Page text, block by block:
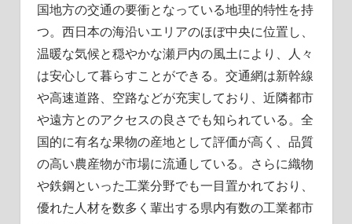
く！
国地方の交通の要衝となっている地理的特性を持
つ。 西日本の海沿いエリアのほぼ中央に位置し、
温暖な気候と穏やかな瀬戸内の風土により、人々
は安心して暮らすことができる。交通網は新幹線
や高速道路、空路などが充実しており、近隣都市
や遠方とのアクセスの良さでも知られている。全
国的に有名な果物の産地として評価が高く、品質
の高い農産物が市場に流通している。さらに織物
や鉄鋼といった工業分野でも一目置かれており、
優れた人材を数多く輩出する県内有数の工業都市